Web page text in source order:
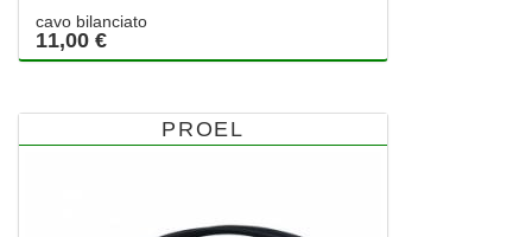
cavo bilanciato
11,00 €
PROEL